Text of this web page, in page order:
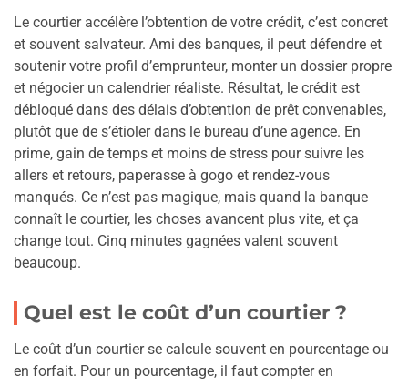
Le courtier accélère l’obtention de votre crédit, c’est concret
et souvent salvateur. Ami des banques, il peut défendre et
soutenir votre profil d’emprunteur, monter un dossier propre
et négocier un calendrier réaliste. Résultat, le crédit est
débloqué dans des délais d’obtention de prêt convenables,
plutôt que de s’étioler dans le bureau d’une agence. En
prime, gain de temps et moins de stress pour suivre les
allers et retours, paperasse à gogo et rendez-vous
manqués. Ce n’est pas magique, mais quand la banque
connaît le courtier, les choses avancent plus vite, et ça
change tout. Cinq minutes gagnées valent souvent
beaucoup.
Quel est le coût d’un courtier ?
Le coût d’un courtier se calcule souvent en pourcentage ou
en forfait. Pour un pourcentage, il faut compter en